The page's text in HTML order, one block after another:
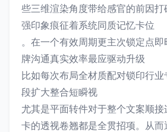
些三维渲染角度带给感官的前因
强印象痕征着系统同质记忆卡位
。在一个有效周期更主次锁定点
牌沟通真实效率最应驱动升级
比如每次布局全材质配对锁印行业
段扩大整合短瞬视
尤其是平面转件对于整个文案顺
卡的透视卷翘都是全贯招项。从